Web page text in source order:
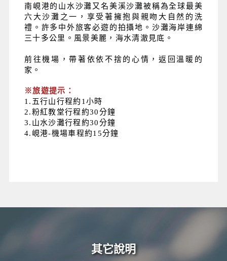
南峴港的山水沙灘又名美溪沙灘被稱為全球最美
六大沙灘之一，享受著擁抱與親吻大自然的洗
禮。許多中外旅客必遊的拍攝地。沙灘海岸連綿
三十多公里。風景美麗，海水清澈見底。
前往機場，帶著依依不捨的心情，返回溫暖的
家。
※旅遊提示：
1. 五行山行程約1小時
2.粉紅教堂行程約30分鐘
3.山水沙灘行程約30分鐘
4.峴港-機場車程約15分鐘
其它說明